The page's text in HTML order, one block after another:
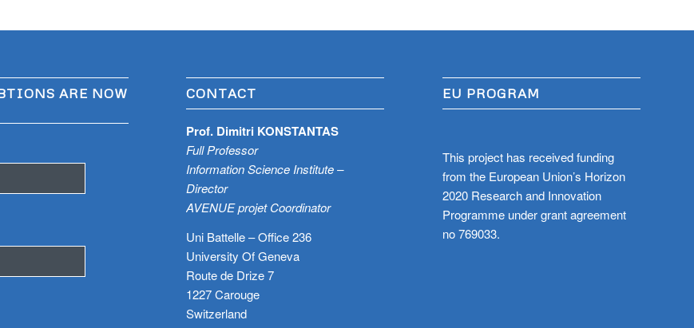
ARE NOW
CONTACT
Prof. Dimitri KONSTANTAS
Full Professor
Information Science Institute –
Director
AVENUE projet Coordinator
Uni Battelle – Office 236
University Of Geneva
Route de Drize 7
1227 Carouge
Switzerland
EU PROGRAM
This project has received funding
from the European Union’s Horizon
2020 Research and Innovation
Programme under grant agreement
no 769033.